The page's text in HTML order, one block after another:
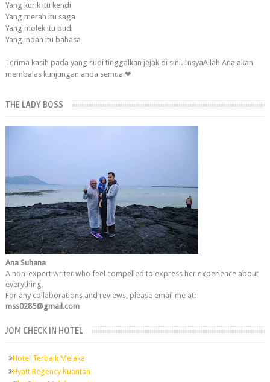
Yang kurik itu kendi
Yang merah itu saga
Yang molek itu budi
Yang indah itu bahasa
Terima kasih pada yang sudi tinggalkan jejak di sini. InsyaAllah Ana akan
membalas kunjungan anda semua ❤
THE LADY BOSS
Ana Suhana
A non-expert writer who feel compelled to express her experience about
everything.
For any collaborations and reviews, please email me at:
mss0285@gmail.com
JOM CHECK IN HOTEL
Hotel Terbaik Melaka
Hyatt Regency Kuantan